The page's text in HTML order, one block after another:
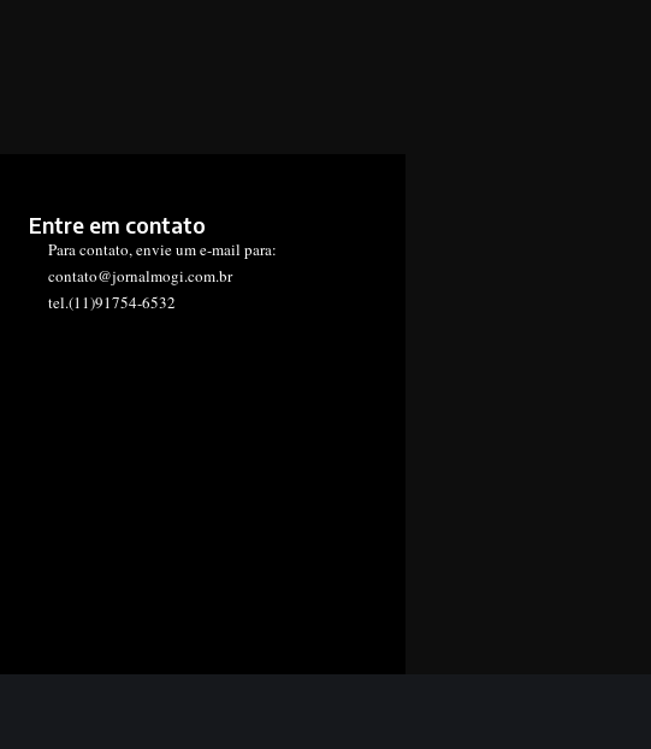
Entre em contato
Para contato, envie um e-mail para:
contato@jornalmogi.com.br
tel.(11)91754-6532